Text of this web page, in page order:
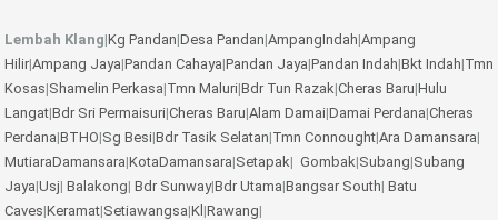
Lembah Klang|Kg Pandan|Desa Pandan|AmpangIndah|Ampang
Hilir|Ampang Jaya|Pandan Cahaya|Pandan Jaya|Pandan Indah|Bkt Indah|Tmn
Kosas|Shamelin Perkasa|Tmn Maluri|Bdr Tun Razak|Cheras Baru|Hulu
Langat|Bdr Sri Permaisuri|Cheras Baru|Alam Damai|Damai Perdana|Cheras
Perdana|BTHO|Sg Besi|Bdr Tasik Selatan|Tmn Connought|Ara Damansara|
MutiaraDamansara|KotaDamansara|Setapak| Gombak|Subang|Subang
Jaya|Usj| Balakong| Bdr Sunway|Bdr Utama|Bangsar South| Batu
Caves|Keramat|Setiawangsa|Kl |Rawang|